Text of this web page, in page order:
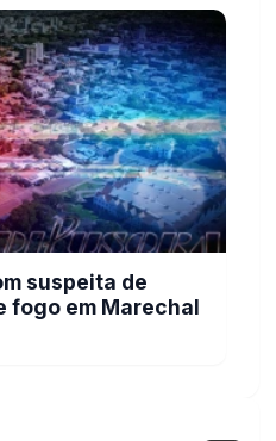
suspeita de
fogo em Marechal